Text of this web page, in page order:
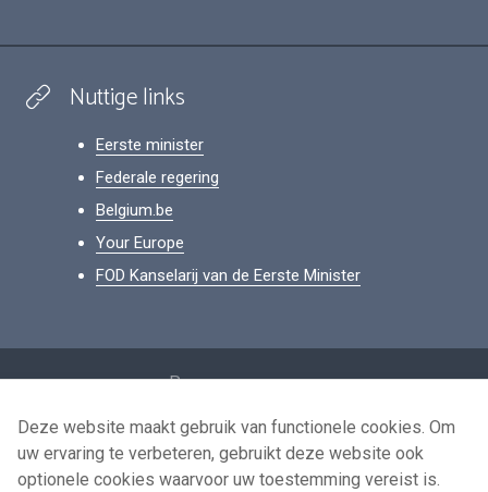
Nuttige links
Eerste minister
Federale regering
Belgium.be
Your Europe
FOD Kanselarij van de Eerste Minister
Persoonsgegevens
Voorwaarden voor het hergebruik
Contacteer ons
Deze website maakt gebruik van functionele cookies. Om
uw ervaring te verbeteren, gebruikt deze website ook
optionele cookies waarvoor uw toestemming vereist is.